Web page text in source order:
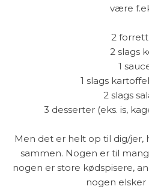
være
2
2 slags
1
1 slags
2 slags
3 desserter (eks. is,
Men det er helt op til dig/jer,
sammen. Nogen er til
nogen er store kødspisere,
nogen elsker